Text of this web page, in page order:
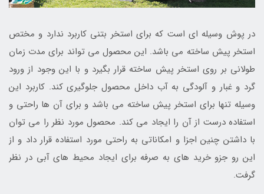
در پوش وسیله ای است که برای استخر بتنی کاربرد ندارد و مختص
استخر پیش ساخته می باشد. این محصول می تواند برای مدت زمان
طولانی بر روی استخر پیش ساخته قرار بگیرد و با این وجود از ورود
گرد و غبار و آلودگی به آب داخل محصول جلوگیری کند. کاربرد این
وسیله تنها برای استخر پیش ساخته می باشد و برای آن ها راحتی و
استفاده درست از آن را ایجاد می کند. محصول مورد نظر را می توان
با داشتن چنین اجزا و امکاناتی به راحتی مورد استفاده قرار داد و از
این رو جزو خرید های به صرفه برای ایجاد محیط های آبی در نظر
گرفت.